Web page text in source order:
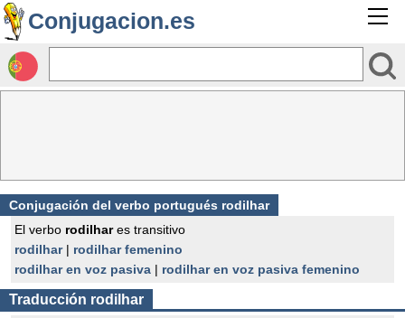
Conjugacion.es
Conjugación del verbo portugués rodilhar
El verbo rodilhares transitivo
rodilhar| rodilhar femenino
rodilhar en voz pasiva | rodilhar en voz pasiva femenino
Traducción rodilhar